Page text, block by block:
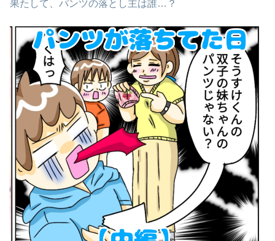
果たして、パンツの落とし主は誰…？